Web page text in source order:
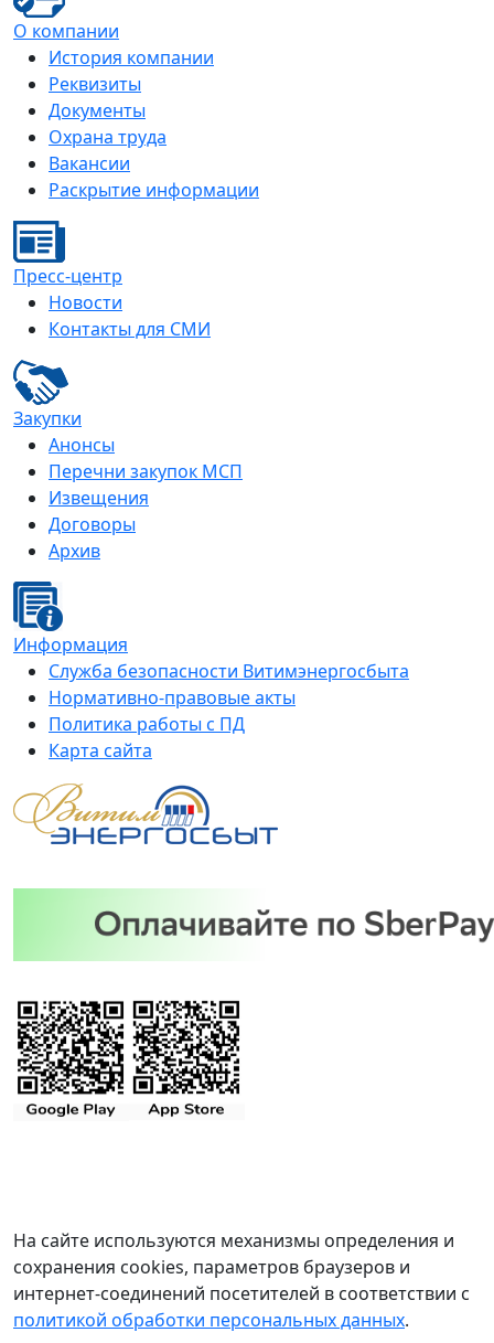
О компании
История компании
Реквизиты
Документы
Охрана труда
Вакансии
Раскрытие информации
Пресс-центр
Новости
Контакты для СМИ
Закупки
Анонсы
Перечни закупок МСП
Извещения
Договоры
Архив
Информация
Служба безопасности Витимэнергосбыта
Нормативно-правовые акты
Политика работы с ПД
Карта сайта
На сайте используются механизмы определения и
сохранения cookies, параметров браузеров и
интернет-соединений посетителей в соответствии с
политикой обработки персональных данных.